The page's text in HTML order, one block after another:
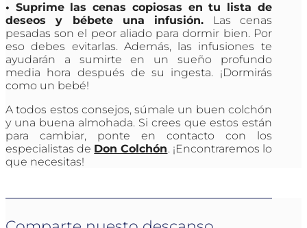
• Suprime las cenas copiosas en tu lista de
deseos y bébete una infusión. Las cenas
pesadas son el peor aliado para dormir bien. Por
eso debes evitarlas. Además, las infusiones te
ayudarán a sumirte en un sueño profundo
media hora después de su ingesta. ¡Dormirás
como un bebé!
A todos estos consejos, súmale un buen colchón
y una buena almohada. Si crees que estos están
para cambiar, ponte en contacto con los
especialistas de Don Colchón. ¡Encontraremos lo
que necesitas!